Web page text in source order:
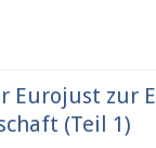
Eurojust zur
(Teil 1)